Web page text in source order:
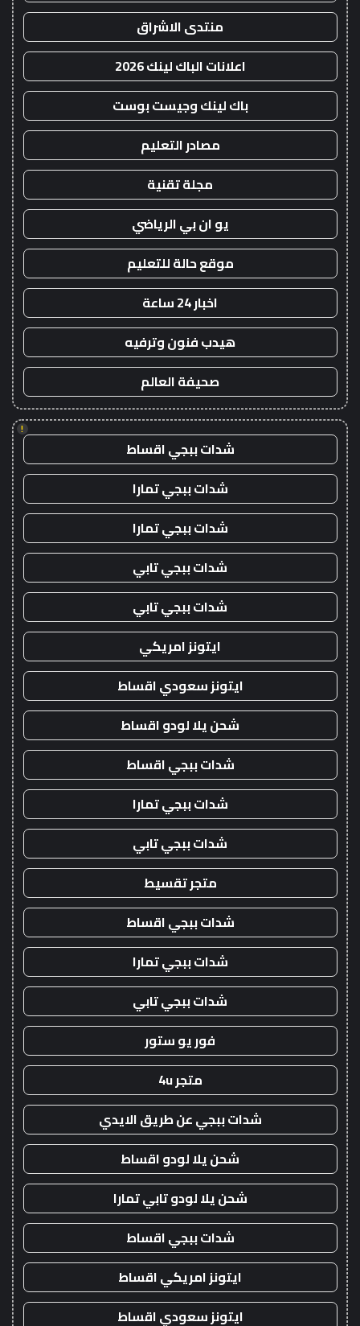
منتدى الاشراق
اعلانات الباك لينك 2026
باك لينك وجيست بوست
مصادر التعليم
مجلة تقنية
يو ان بي الرياضي
موقع حالة للتعليم
اخبار 24 ساعة
هيدب فنون وترفيه
صحيفة العالم
!
شدات ببجي اقساط
شدات ببجي تمارا
شدات ببجي تمارا
شدات ببجي تابي
شدات ببجي تابي
ايتونز امريكي
ايتونز سعودي اقساط
شحن يلا لودو اقساط
شدات ببجي اقساط
شدات ببجي تمارا
شدات ببجي تابي
متجر تقسيط
شدات ببجي اقساط
شدات ببجي تمارا
شدات ببجي تابي
فور يو ستور
متجر 4u
شدات ببجي عن طريق الايدي
شحن يلا لودو اقساط
شحن يلا لودو تابي تمارا
شدات ببجي اقساط
ايتونز امريكي اقساط
ايتونز سعودي اقساط